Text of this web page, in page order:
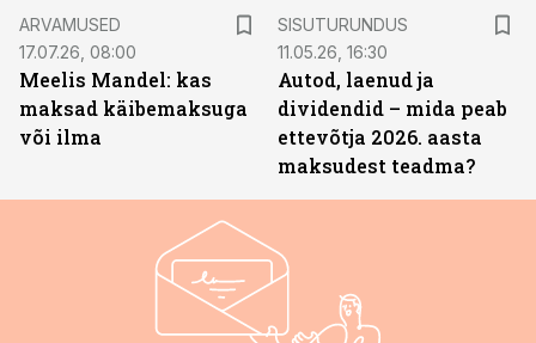
ARVAMUSED
17.07.26, 08:00
Meelis Mandel: kas
maksad käibemaksuga
või ilma
SISUTURUNDUS
11.05.26, 16:30
Autod, laenud ja
dividendid – mida peab
ettevõtja 2026. aasta
maksudest teadma?